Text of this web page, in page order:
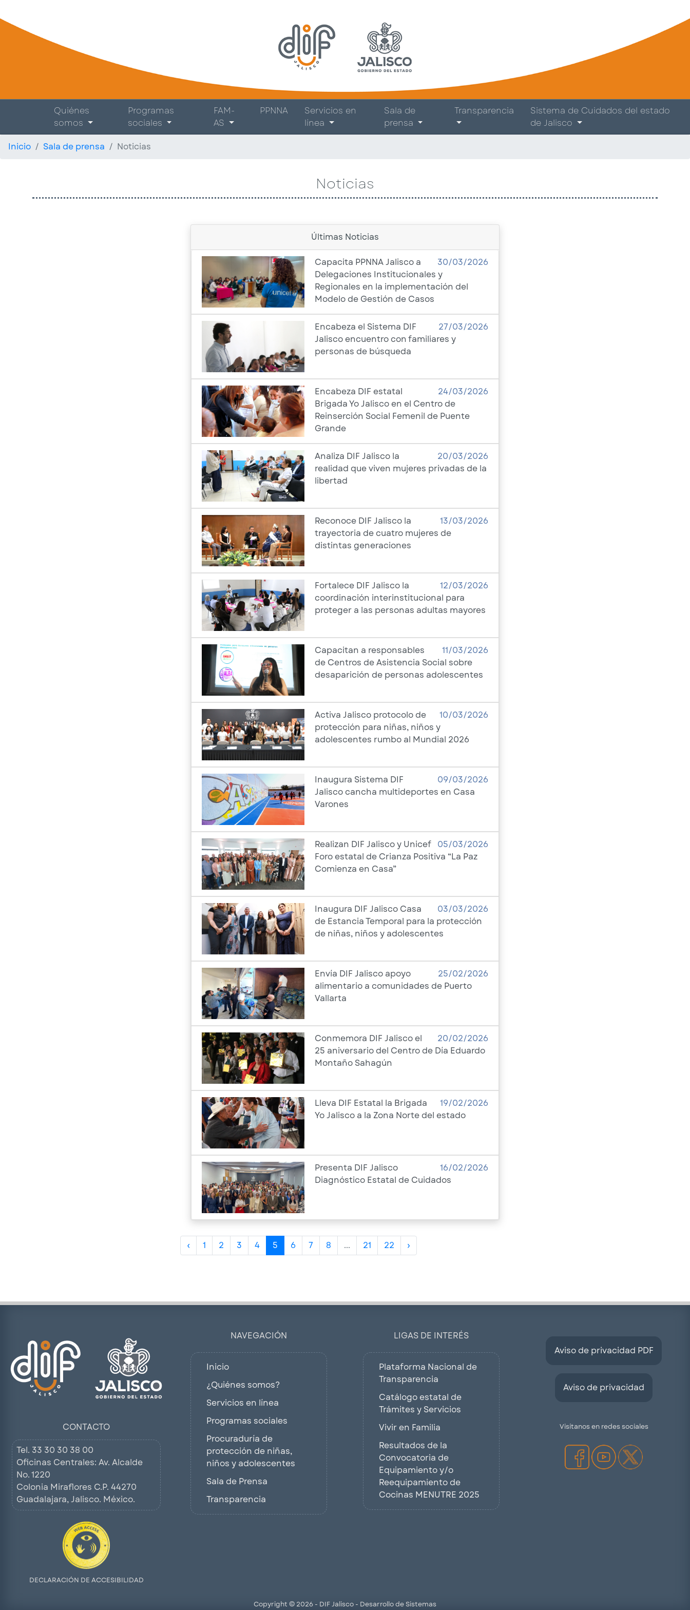
Quiénes
somos
Programas
sociales
FAM-
AS
PPNNA
Servicios en
línea
Sala de
prensa
Transparencia
Sistema de Cuidados del estado
de Jalisco
Inicio Sala de prensa Noticias
Noticias
Últimas Noticias
30/03/2026
Capacita PPNNA Jalisco a
Delegaciones Institucionales y
Regionales en la implementación del
Modelo de Gestión de Casos
27/03/2026
Encabeza el Sistema DIF
Jalisco encuentro con familiares y
personas de búsqueda
24/03/2026
Encabeza DIF estatal
Brigada Yo Jalisco en el Centro de
Reinserción Social Femenil de Puente
Grande
20/03/2026
Analiza DIF Jalisco la
realidad que viven mujeres privadas de la
libertad
13/03/2026
Reconoce DIF Jalisco la
trayectoria de cuatro mujeres de
distintas generaciones
12/03/2026
Fortalece DIF Jalisco la
coordinación interinstitucional para
proteger a las personas adultas mayores
11/03/2026
Capacitan a responsables
de Centros de Asistencia Social sobre
desaparición de personas adolescentes
10/03/2026
Activa Jalisco protocolo de
protección para niñas, niños y
adolescentes rumbo al Mundial 2026
09/03/2026
Inaugura Sistema DIF
Jalisco cancha multideportes en Casa
Varones
05/03/2026
Realizan DIF Jalisco y Unicef
Foro estatal de Crianza Positiva “La Paz
Comienza en Casa”
03/03/2026
Inaugura DIF Jalisco Casa
de Estancia Temporal para la protección
de niñas, niños y adolescentes
25/02/2026
Envía DIF Jalisco apoyo
alimentario a comunidades de Puerto
Vallarta
20/02/2026
Conmemora DIF Jalisco el
25 aniversario del Centro de Día Eduardo
Montaño Sahagún
19/02/2026
Lleva DIF Estatal la Brigada
Yo Jalisco a la Zona Norte del estado
16/02/2026
Presenta DIF Jalisco
Diagnóstico Estatal de Cuidados
‹ 1 2 3 4 5 6 7 8 ... 21 22 ›
CONTACTO
Tel. 33 30 30 38 00
Oficinas Centrales: Av. Alcalde
No. 1220
Colonia Miraflores C.P. 44270
Guadalajara, Jalisco. México.
DECLARACIÓN DE ACCESIBILIDAD
NAVEGACIÓN
Inicio
¿Quiénes somos?
Servicios en línea
Programas sociales
Procuraduría de
protección de niñas,
niños y adolescentes
Sala de Prensa
Transparencia
LIGAS DE INTERÉS
Plataforma Nacional de
Transparencia
Catálogo estatal de
Trámites y Servicios
Vivir en Familia
Resultados de la
Convocatoria de
Equipamiento y/o
Reequipamiento de
Cocinas MENUTRE 2025
Aviso de privacidad PDF
Aviso de privacidad
Visítanos en redes sociales
Copyright © 2026 - DIF Jalisco - Desarrollo de Sistemas